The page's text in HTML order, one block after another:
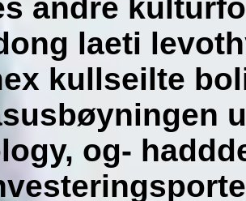
andre
laeti
kullseilte
og-